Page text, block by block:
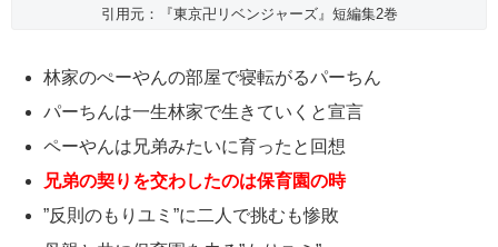
引用元：『東京卍リベンジャーズ』短編集2巻
林家のぺーやんの部屋で寝転がるパーちん
パーちんは一生林家で生きていくと宣言
ペーやんは兄弟みたいに育ったと回想
兄弟の契りを交わしたのは保育園の時
”反則のもりユミ”に二人で挑むも惨敗